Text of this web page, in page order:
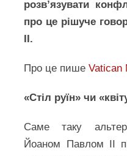
розв’язувати
про це рішуче
ІІ.
Про це пишеVatican
«Стіл руїн» чи
Саме таку
Йоаном Павлом ІІ